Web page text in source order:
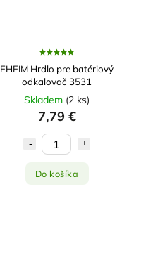
EHEIM Hrdlo pre batériový
odkalovač 3531
Skladem (2 ks)
7,79 €
Do košíka